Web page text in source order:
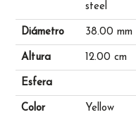
steel
Diámetro 38.00 mm
Altura 12.00 cm
Esfera
Color Yellow